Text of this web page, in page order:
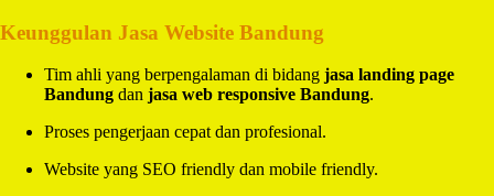
Keunggulan Jasa Website Bandung
Tim ahli yang berpengalaman di bidang jasa landing page
Bandung dan jasa web responsive Bandung.
Proses pengerjaan cepat dan profesional.
Website yang SEO friendly dan mobile friendly.